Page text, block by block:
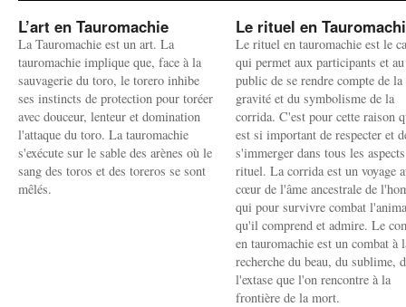
L’art en Tauromachie
La Tauromachie est un art. La
tauromachie implique que, face à la
sauvagerie du toro, le torero inhibe
ses instincts de protection pour toréer
avec douceur, lenteur et domination
l'attaque du toro. La tauromachie
s'exécute sur le sable des arènes où le
sang des toros et des toreros se sont
mêlés.
Le rituel en
Le rituel en tauromachie est le
qui permet aux participants et au
public de se rendre compte de la
gravité et du symbolisme de la
corrida. C'est pour cette raison
est si important de respecter et
s'immerger dans tous les
rituel. La corrida est un voyage
cœur de l'âme ancestrale de
qui pour survivre combat
qu'il comprend et admire. Le
en tauromachie est un combat à
recherche du beau, du sublime,
l'extase que l'on rencontre à la
frontière de la mort.